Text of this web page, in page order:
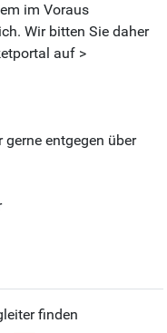
im Voraus
Wir bitten Sie daher
auf >
entgegen über
finden